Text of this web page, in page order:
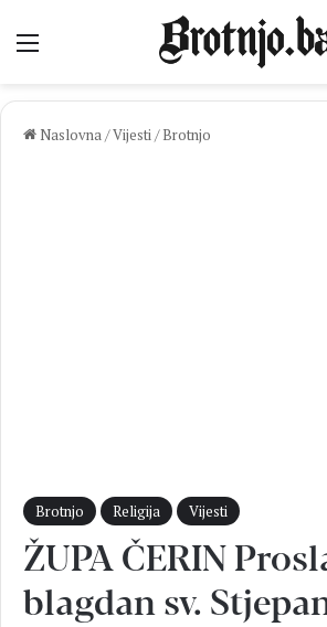
Izbornik
Naslovna/Vijesti/ Brotnjo
Brotnjo Religija Vijesti
ŽUPA ČERIN
blagdan sv.